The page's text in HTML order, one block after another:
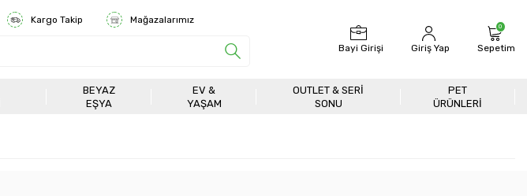
Kargo Takip Mağazalarımız
Bayi Girişi Giriş Yap
0
Sepetim
BEYAZ
EŞYA
EV &
YAŞAM
OUTLET & SERI
SONU
PET
ÜRÜNLERİ